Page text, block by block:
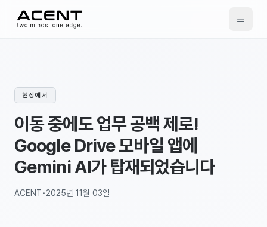
ACENT
현장에서
이동 중에도 업무 공백 제로!
Google Drive 모바일 앱에
Gemini AI가 탑재되었습니다
ACENT•2025년 11월 03일